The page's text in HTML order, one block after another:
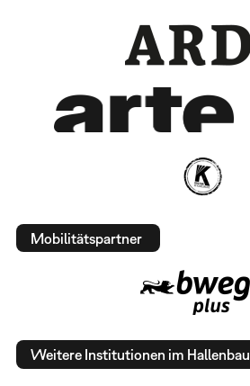
Mobilitätspartner
Weitere Institutionen im Hallenbau